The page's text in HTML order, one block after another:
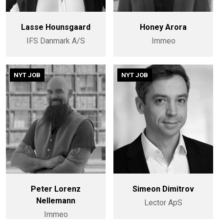
Lasse Hounsgaard
IFS Danmark A/S
Honey Arora
Immeo
NYT JOB
Peter Lorenz
Nellemann
Immeo
NYT JOB
Simeon Dimitrov
Lector ApS